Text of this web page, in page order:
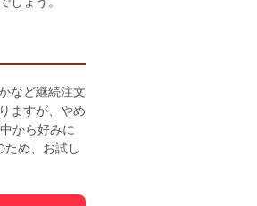
など継続注文
ますが、やめ
から好みに
め、お試し